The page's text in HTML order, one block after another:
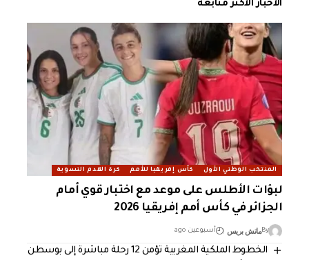
الأخبار الأكثر متابعة
المنتخب الوطني الأول كأس إفريقيا للأمم كرة القدم النسوية
لبؤات الأطلس على موعد مع اختبار قوي أمام
الجزائر في كأس أمم إفريقيا 2026
Byماتش بريس أسبوعين ago
الخطوط الملكية المغربية تؤمن 12 رحلة مباشرة إلى بوسطن